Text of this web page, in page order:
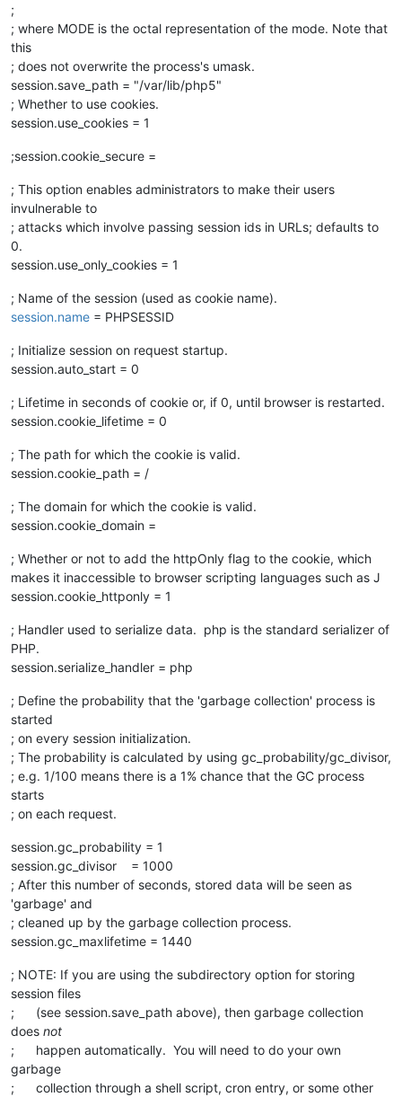
;
; where MODE is the octal representation of the mode. Note that
this
; does not overwrite the process's umask.
session.save_path = "/var/lib/php5"
; Whether to use cookies.
session.use_cookies = 1
;session.cookie_secure =
; This option enables administrators to make their users
invulnerable to
; attacks which involve passing session ids in URLs; defaults to
0.
session.use_only_cookies = 1
; Name of the session (used as cookie name).
session.name = PHPSESSID
; Initialize session on request startup.
session.auto_start = 0
; Lifetime in seconds of cookie or, if 0, until browser is restarted.
session.cookie_lifetime = 0
; The path for which the cookie is valid.
session.cookie_path = /
; The domain for which the cookie is valid.
session.cookie_domain =
; Whether or not to add the httpOnly flag to the cookie, which
makes it inaccessible to browser scripting languages such as J
session.cookie_httponly = 1
; Handler used to serialize data. php is the standard serializer of
PHP.
session.serialize_handler = php
; Define the probability that the 'garbage collection' process is
started
; on every session initialization.
; The probability is calculated by using gc_probability/gc_divisor,
; e.g. 1/100 means there is a 1% chance that the GC process
starts
; on each request.
session.gc_probability = 1
session.gc_divisor = 1000
; After this number of seconds, stored data will be seen as
'garbage' and
; cleaned up by the garbage collection process.
session.gc_maxlifetime = 1440
; NOTE: If you are using the subdirectory option for storing
session files
; (see session.save_path above), then garbage collection
does not
; happen automatically. You will need to do your own
garbage
; collection through a shell script, cron entry, or some other